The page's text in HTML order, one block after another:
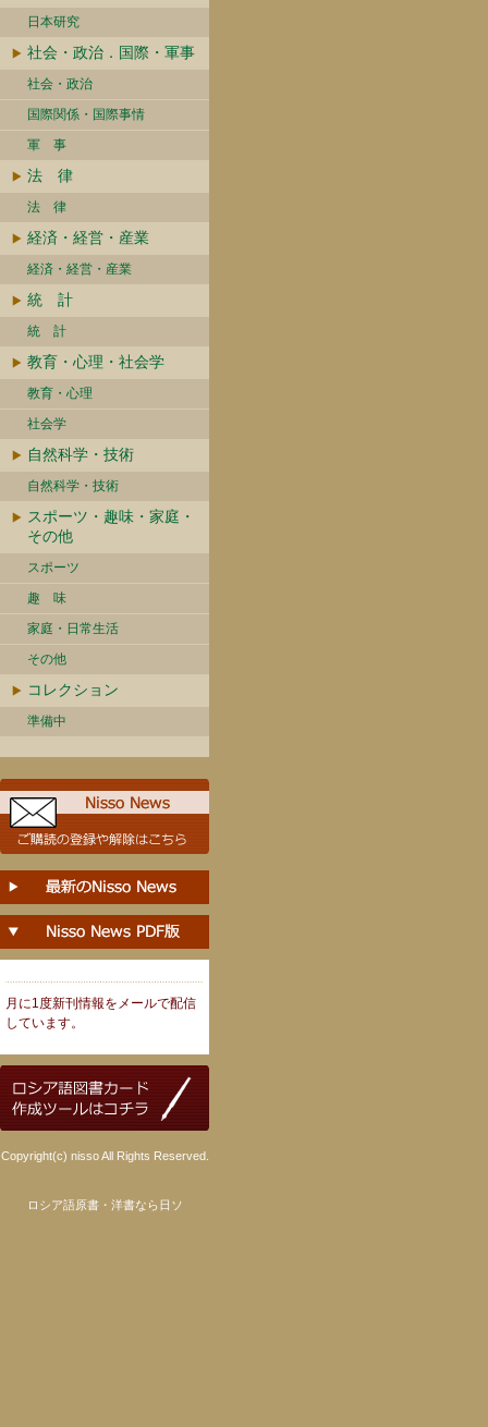
日本研究
社会・政治．国際・軍事
社会・政治
国際関係・国際事情
軍 事
法 律
法 律
経済・経営・産業
経済・経営・産業
統 計
統 計
教育・心理・社会学
教育・心理
社会学
自然科学・技術
自然科学・技術
スポーツ・趣味・家庭・
その他
スポーツ
趣 味
家庭・日常生活
その他
コレクション
準備中
月に1度新刊情報をメールで配信
しています。
Copyright(c) nisso All Rights Reserved.
ロシア語原書・洋書なら日ソ